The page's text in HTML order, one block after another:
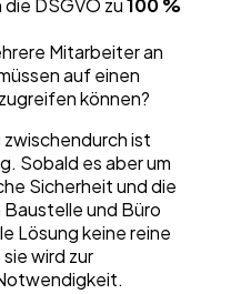
Mitarbeiter an
auf einen
können?
zwischendurch ist
Sobald es aber um
Sicherheit und die
und Büro
Lösung keine reine
wird zur